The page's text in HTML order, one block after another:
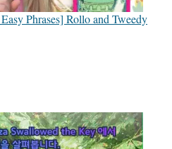
Phrases] Rollo and Tweedy